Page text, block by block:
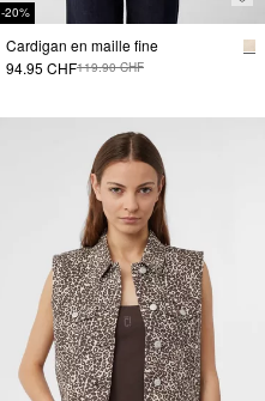
-20%
Cardigan en maille fine
94.95 CHF119.90 CHF